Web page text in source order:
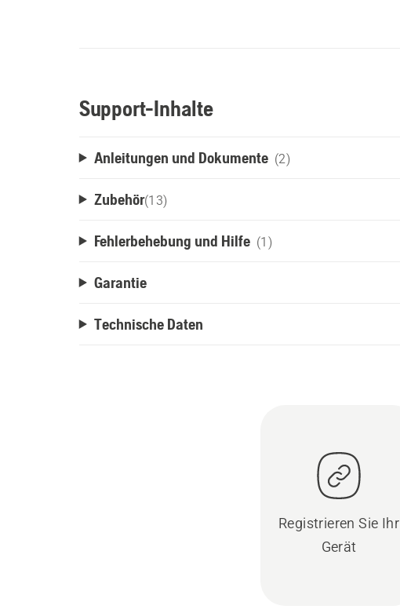
Support-Inhalte
Anleitungen und Dokumente (2)
Zubehör(13)
Fehlerbehebung und Hilfe (1)
Garantie
Technische Daten
Registrieren Sie Ihr
Gerät